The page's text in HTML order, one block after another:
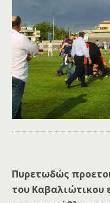
Πυρετωδώς
του Καβαλιώτικου